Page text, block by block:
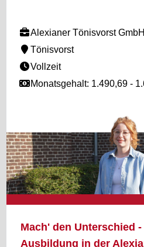
Alexianer Tönisvorst GmbH
Tönisvorst
Vollzeit
Monatsgehalt: 1.490,69 -
Mach' den Unterschied
Ausbildung in der